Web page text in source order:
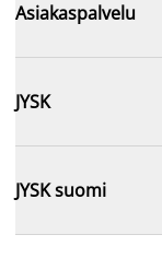
Asiakaspalvelu
JYSK
JYSK suomi